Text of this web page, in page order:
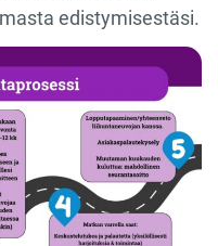
edistymisestäsi.